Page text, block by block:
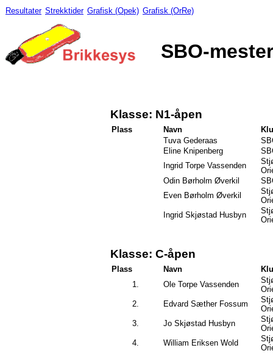
Resultater Strekktider Grafisk (Opek) Grafisk (OrRe)
SBO-
Klasse: N1-åpen
Plass Navn
Tuva Gederaas
Eline Knipenberg
Ingrid Torpe Vassenden
Odin Børholm Øverkil
Even Børholm Øverkil
Ingrid Skjøstad Husbyn
Klasse: C-åpen
Plass Navn
1.
Ole Torpe Vassenden
2.
Edvard Sæther Fossum
3.
Jo Skjøstad Husbyn
4.
William Eriksen Wold